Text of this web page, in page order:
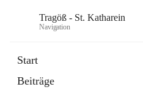
Tragöß - St. Katharein
Navigation
Start
Beiträge